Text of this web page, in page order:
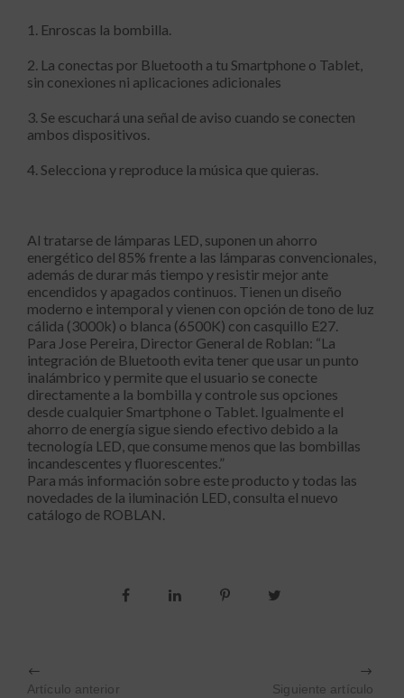
1. Enroscas la bombilla.
2. La conectas por Bluetooth a tu Smartphone o Tablet,
sin conexiones ni aplicaciones adicionales
3. Se escuchará una señal de aviso cuando se conecten
ambos dispositivos.
4. Selecciona y reproduce la música que quieras.
Al tratarse de lámparas LED, suponen un ahorro
energético del 85% frente a las lámparas convencionales,
además de durar más tiempo y resistir mejor ante
encendidos y apagados continuos. Tienen un diseño
moderno e intemporal y vienen con opción de tono de luz
cálida (3000k) o blanca (6500K) con casquillo E27.
Para Jose Pereira, Director General de Roblan: “La
integración de Bluetooth evita tener que usar un punto
inalámbrico y permite que el usuario se conecte
directamente a la bombilla y controle sus opciones
desde cualquier Smartphone o Tablet. Igualmente el
ahorro de energía sigue siendo efectivo debido a la
tecnología LED, que consume menos que las bombillas
incandescentes y fluorescentes.”
Para más información sobre este producto y todas las
novedades de la iluminación LED, consulta el nuevo
catálogo de ROBLAN.
Artículo anterior Siguiente artículo